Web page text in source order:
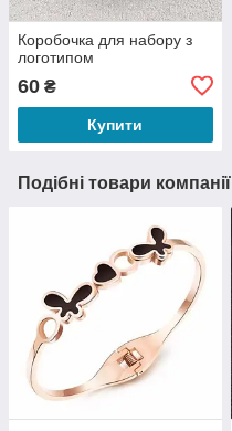
Коробочка для набору з
логотипом
60 ₴
Купити
Подібні товари компанії